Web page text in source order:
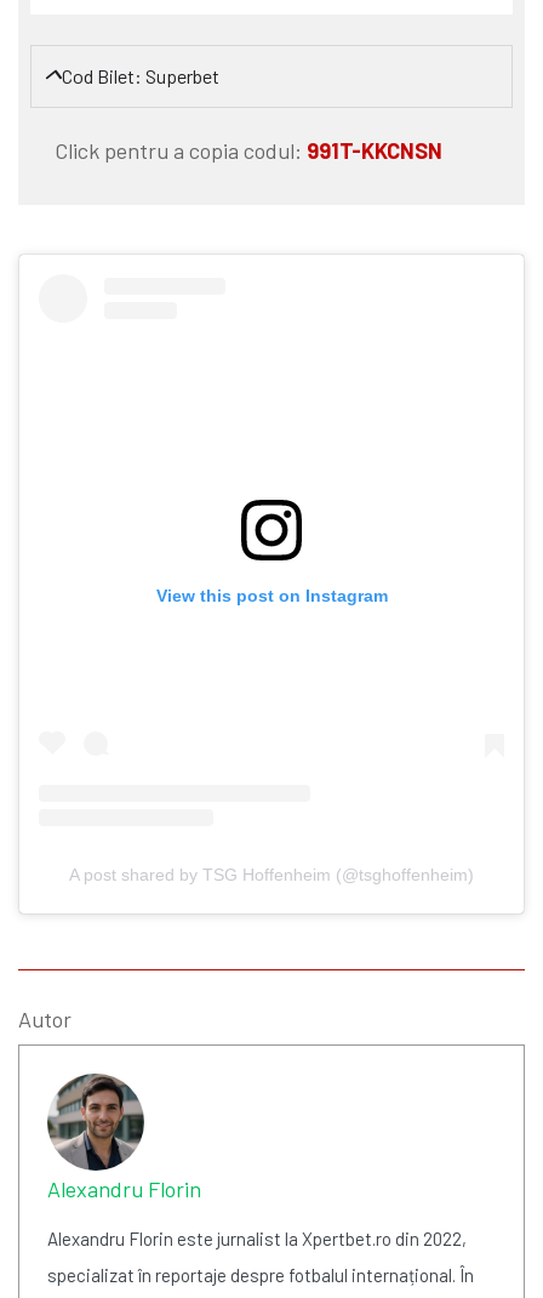
Cod Bilet: Superbet
Click pentru a copia codul: 991T-KKCNSN
View this post on Instagram
A post shared by TSG Hoffenheim (@tsghoffenheim)
Autor
Alexandru Florin
Alexandru Florin este jurnalist la Xpertbet.ro din 2022,
specializat în reportaje despre fotbalul internațional. În